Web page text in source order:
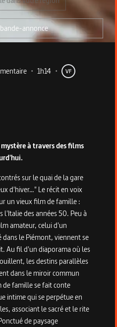
annonce
• 1h14 • VF
à travers des films
sur le quai de la gare
d'hiver…" Le récit en voix
un vieux film de famille :
l'Italie des années 50. Peu à
amateur, celui d'un
le Piémont, viennent se
Au fil d'un diaporama où les
les destins parallèles
dans le miroir commun
famille se fait conte
intime qui se perpétue en
associant le sacré et le rite
de paysage